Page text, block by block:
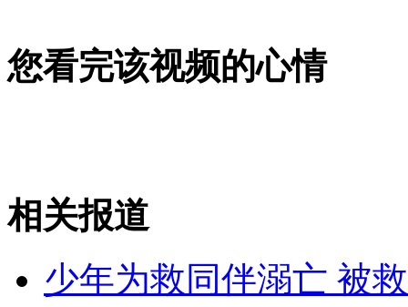
您看完该视频的心情
相关报道
少年为救同伴溺亡 被